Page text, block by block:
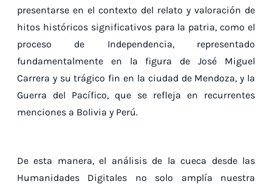
presentarse en el contexto del relato y valoración de
hitos históricos significativos para la patria, como el
proceso de Independencia, representado
fundamentalmente en la figura de José Miguel
Carrera y su trágico fin en la ciudad de Mendoza, y la
Guerra del Pacífico, que se refleja en recurrentes
menciones a Bolivia y Perú.
De esta manera, el análisis de la cueca desde las
Humanidades Digitales no solo amplía nuestra